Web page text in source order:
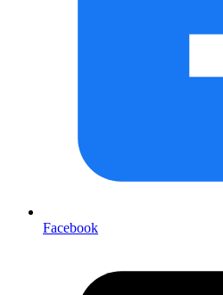
Facebook